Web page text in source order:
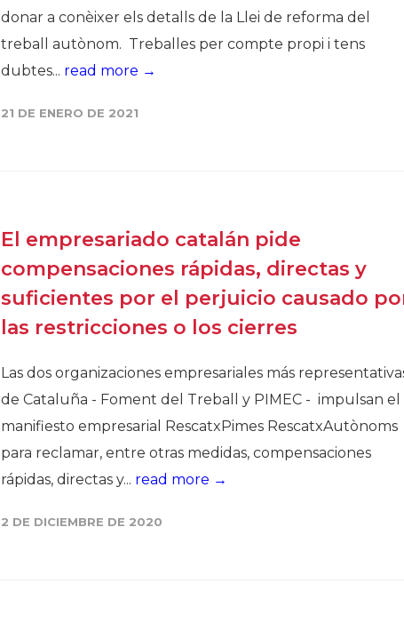
donar a conèixer els detalls de la Llei de reforma del
treball autònom. Treballes per compte propi i tens
dubtes... read more →
21 DE ENERO DE 2021
El empresariado catalán pide
compensaciones rápidas, directas y
suficientes por el perjuicio causado
las restricciones o los cierres
Las dos organizaciones empresariales más
de Cataluña - Foment del Treball y PIMEC - impulsan el
manifiesto empresarial RescatxPimes RescatxAutònoms
para reclamar, entre otras medidas, compensaciones
rápidas, directas y... read more →
2 DE DICIEMBRE DE 2020